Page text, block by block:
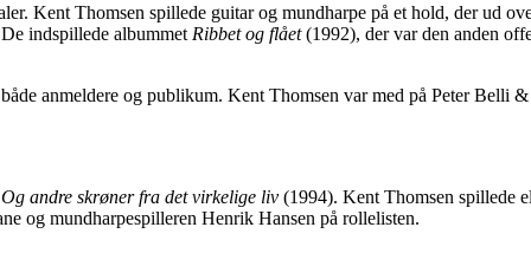
Kent Thomsen spillede guitar og mundharpe på et hold, der ud
indspillede albummet Ribbet og flået(1992), der var den anden
anmeldere og publikum. Kent Thomsen var med på Peter Belli
Og andre skrøner fra det virkelige liv (1994). Kent Thomsen spillede
og mundharpespilleren Henrik Hansen på rollelisten.